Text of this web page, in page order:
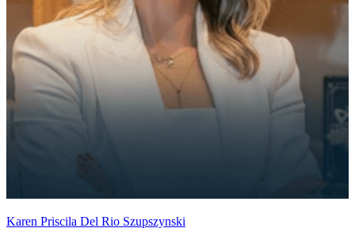
Karen Priscila Del Rio Szupszynski